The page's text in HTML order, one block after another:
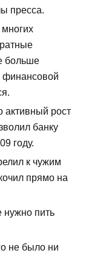
пресса.
больше
финансовой
активный рост
банку
году.
к чужим
прямо на
нужно пить
не было ни